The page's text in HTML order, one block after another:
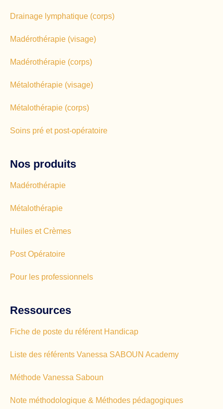
Drainage lymphatique (corps)
Madérothérapie (visage)
Madérothérapie (corps)
Métalothérapie (visage)
Métalothérapie (corps)
Soins pré et post-opératoire
Nos produits
Madérothérapie
Métalothérapie
Huiles et Crèmes
Post Opératoire
Pour les professionnels
Ressources
Fiche de poste du référent Handicap
Liste des référents Vanessa SABOUN Academy
Méthode Vanessa Saboun
Note méthodologique & Méthodes pédagogiques